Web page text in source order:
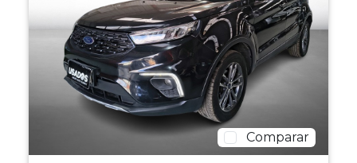
Comparar